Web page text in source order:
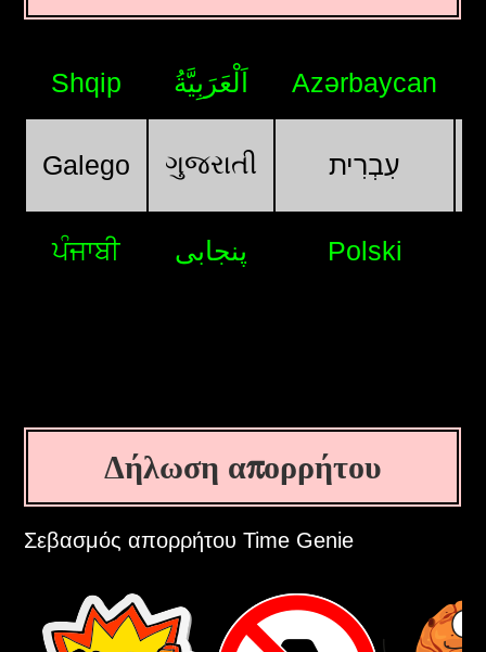
Shqip اَلْعَرَبِيَّةُ Azərbaycan
Galego ગુજરાતી עִבְרִית
ਪੰਜਾਬੀ پنجابی Polski
Δήλωση απορρήτου
Σεβασμός απορρήτου Time Genie